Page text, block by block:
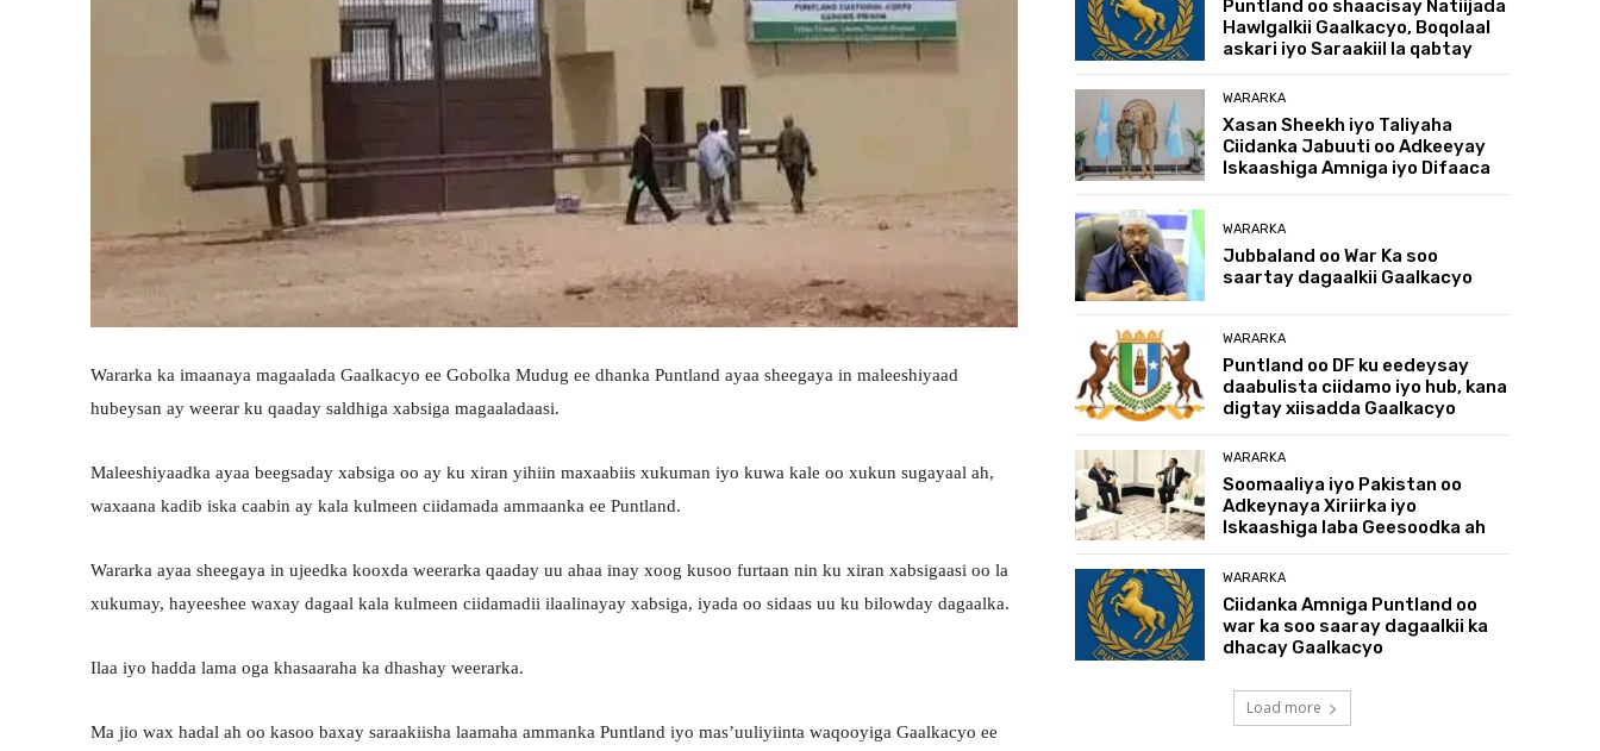
Wararka ka imaanaya magaalada Gaalkacyo ee Gobolka Mudug ee dhanka Puntland ayaa sheegaya in maleeshiyaad
hubeysan ay weerar ku qaaday saldhiga xabsiga magaaladaasi.
Maleeshiyaadka ayaa beegsaday xabsiga oo ay ku xiran yihiin maxaabiis xukuman iyo kuwa kale oo xukun sugayaal ah,
waxaana kadib iska caabin ay kala kulmeen ciidamada ammaanka ee Puntland.
Wararka ayaa sheegaya in ujeedka kooxda weerarka qaaday uu ahaa inay xoog kusoo furtaan nin ku xiran xabsigaasi oo la
xukumay, hayeeshee waxay dagaal kala kulmeen ciidamadii ilaalinayay xabsiga, iyada oo sidaas uu ku bilowday dagaalka.
Ilaa iyo hadda lama oga khasaaraha ka dhashay weerarka.
Ma jio wax hadal ah oo kasoo baxay saraakiisha laamaha ammanka Puntland iyo mas’uuliyiinta waqooyiga Gaalkacyo ee
Puntland oo shaacisay Natiijada
Hawlgalkii Gaalkacyo, Boqolaal
askari iyo Saraakiil la qabtay
WARARKA
Xasan Sheekh iyo Taliyaha
Ciidanka Jabuuti oo Adkeeyay
Iskaashiga Amniga iyo Difaaca
WARARKA
Jubbaland oo War Ka soo
saartay dagaalkii Gaalkacyo
WARARKA
Puntland oo DF ku eedeysay
daabulista ciidamo iyo hub, kana
digtay xiisadda Gaalkacyo
WARARKA
Soomaaliya iyo Pakistan oo
Adkeynaya Xiriirka iyo
Iskaashiga laba Geesoodka ah
WARARKA
Ciidanka Amniga Puntland oo
war ka soo saaray dagaalkii ka
dhacay Gaalkacyo
Load more